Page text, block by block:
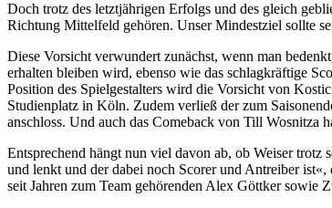
Doch trotz des letztjährigen Erfolgs und des gleich
Richtung Mittelfeld gehören. Unser Mindestziel sollte
Diese Vorsicht verwundert zunächst, wenn man
erhalten bleiben wird, ebenso wie das schlagkräftige
Position des Spielgestalters wird die Vorsicht von
Studienplatz in Köln. Zudem verließ der zum
anschloss. Und auch das Comeback von Till Wosnitza
Entsprechend hängt nun viel davon ab, ob Weiser
und lenkt und der dabei noch Scorer und Antreiber
seit Jahren zum Team gehörenden Alex Göttker